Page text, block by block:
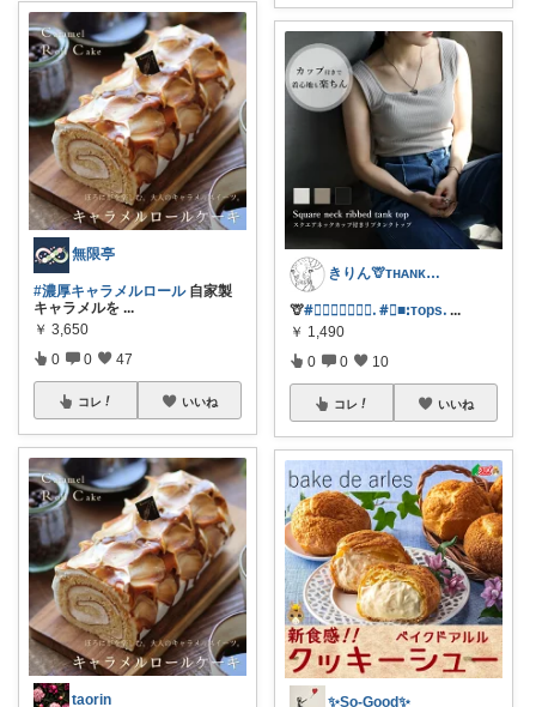
無限亭
#濃厚キャラメルロール自家製
キャラメルを ...
￥ 3,650
0 0 47
コレ いいね
taorin
きりん🦒ᴛʜᴀɴᴋs ᴀʟᴡᴀʏs.
🦒#⃞𝖺𝗇𝗹𝘂𝗹𝘂ᱹ #⃞■ꓽᴛopsᱹ ...
￥ 1,490
0 0 10
コレ いいね
✨So-Good✨